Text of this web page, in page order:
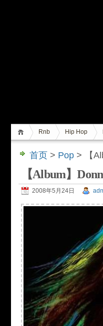
Rnb Hip Hop
首页 > Pop > 【
【Album】
2008年5月24日